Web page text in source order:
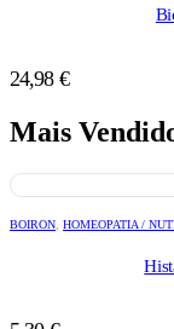
24,98 €
Mais
BOIRON HOMEOPATIA /